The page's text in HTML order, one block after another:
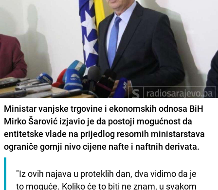
Ministar vanjske trgovine i ekonomskih odnosa BiH
Mirko Šarović izjavio je da postoji mogućnost da
entitetske vlade na prijedlog resornih ministarstava
ograniče gornji nivo cijene nafte i naftnih derivata.
"Iz ovih najava u proteklih dan, dva vidimo da je
to moguće. Koliko će to biti ne znam, u svakom